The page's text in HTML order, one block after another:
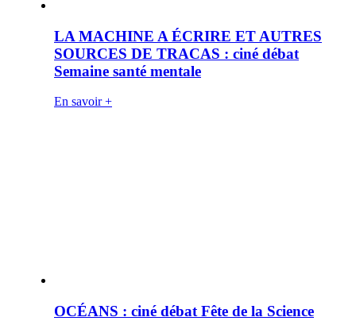
LA MACHINE A ÉCRIRE ET AUTRES
SOURCES DE TRACAS : ciné débat
Semaine santé mentale
En savoir +
OCÉANS : ciné débat Fête de la Science